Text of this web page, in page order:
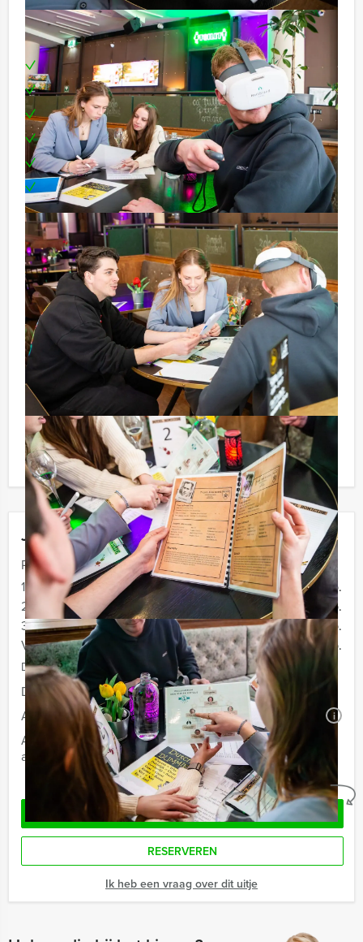
Jouw uitje
Prijs :
12 - 19 personen
€ 74,50 p.p.
20 - 29 personen
€ 72,50 p.p.
30 - 39 personen
€ 69,50 p.p.
Vanaf 40 personen
€ 66,50 p.p.
De prijzen zijn exclusief BTW
Duur:
3 uur en 30 minuten
Aantal:
Minimaal 12 personen i
Afhankelijk van de in overleg gekozen locatie voor uw
arrangement kan een extra zaalhuur worden berekend
Geheel vrijblijvend
OFFERTE AANVRAGEN
RESERVEREN
Ik heb een vraag over dit uitje
Inclusief:
Professionele begeleiding
Moderne VR-brillen
Uitgebreid 3-gangendiner
Leuke prijs voor het winnende team
Locatie in het centrum
Te boeken op uw gewenste dag en tijdstip!
Tip!
Niet telkens uw knip hoeven trekken om uw drankje af
te rekenen? Voor € 13,50 per persoon per uur (excl.
BTW) kunt u gebruikmaken van het drankarrangement,
waarbij u onbeperkt kunt genieten van bier, fris,
huiswijn, koffie en thee. En… zo komt u ook achteraf
niet voor verrassingen te staan!
Reservering voor kleinere groepen:
Afhankelijk van het minimaal aantal deelnemers
berekenen wij de minimale prijs voor dit arrangement.
U kunt altijd voor minder personen boeken als u bereid
bent om de minimale prijs te betalen.